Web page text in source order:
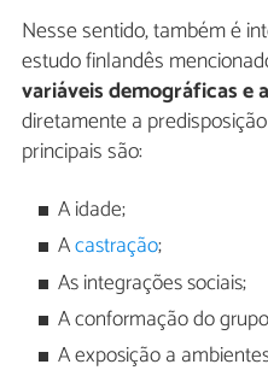
Nesse sentido, também é
estudo finlandês
variáveis demográficas e
diretamente a
principais são:
A idade;
Acastração;
As integrações sociais;
A conformação do
A exposição a